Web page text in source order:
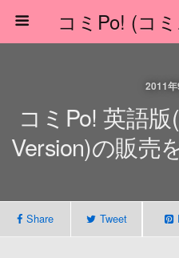
2011
コミPo! 英語
Version)の販売
Share Tweet